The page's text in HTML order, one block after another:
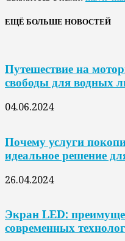
ЕЩЁ БОЛЬШЕ НОВОСТЕЙ
Путешествие на
свободы для водных
04.06.2024
Почему услуги
идеальное решение
26.04.2024
Экран LED:
современных